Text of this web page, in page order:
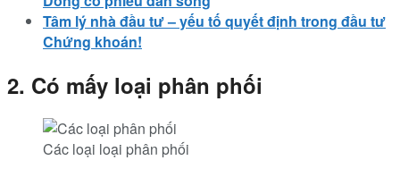
Tâm lý nhà đầu tư – yếu tố quyết định trong đầu tư
Chứng khoán!
2. Có mấy loại phân phối
Các loại loại phân phối